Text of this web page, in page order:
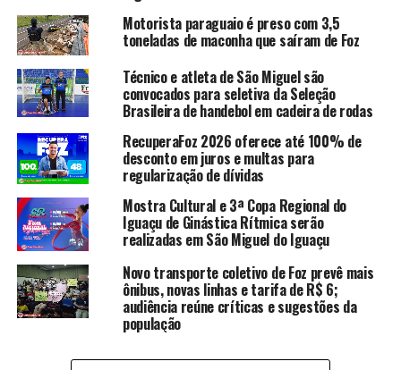
Motorista paraguaio é preso com 3,5
toneladas de maconha que saíram de Foz
Técnico e atleta de São Miguel são
convocados para seletiva da Seleção
Brasileira de handebol em cadeira de rodas
RecuperaFoz 2026 oferece até 100% de
desconto em juros e multas para
regularização de dívidas
Mostra Cultural e 3ª Copa Regional do
Iguaçu de Ginástica Rítmica serão
realizadas em São Miguel do Iguaçu
Novo transporte coletivo de Foz prevê mais
ônibus, novas linhas e tarifa de R$ 6;
audiência reúne críticas e sugestões da
população